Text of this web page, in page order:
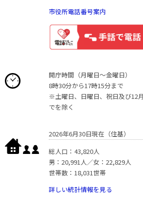
市役所電話番号案内
開庁時間（月曜日〜金曜日）
8時30分から17時15分まで
※土曜日、日曜日、祝日及び12
でを除く
2026年6月30日現在（住基）
総人口：43,820人
男：20,991人／女：22,829人
世帯数：18,031世帯
詳しい統計情報を見る